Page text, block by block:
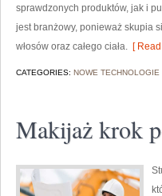
sprawdzonych produktów, jak i
jest branżowy, ponieważ skupia
włosów oraz całego ciała. [
CATEGORIES: NOWE TECHNOLOGIE
Makijaż krok